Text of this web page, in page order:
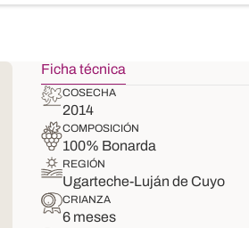
Ficha técnica
COSECHA
2014
COMPOSICIÓN
100% Bonarda
REGIÓN
Ugarteche-Luján de Cuyo
CRIANZA
6 meses